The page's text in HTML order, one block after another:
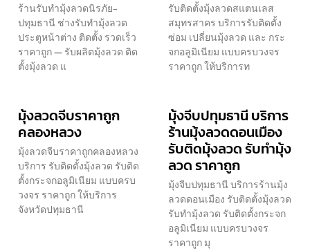
ร้านรับทำมุ้งลวดนิรภัย-
ปทุมธานี ช่างรับทำมุ้งลวด
ประตูหน้าต่าง ติดตั้ง รวดเร็ว
ราคาถูก — รับผลิตมุ้งลวด ติด
ตั้งมุ้งลวด แ
รับติดตั้งมุ้งลวดสแตนเลส
สมุทรสาคร บริการรับติดตั้ง
ซ่อม เปลี่ยนมุ้งลวด และ กระ
จกอลูมิเนียม แบบครบวงจร
ราคาถูก ให้บริการท
มุ้งลวดจีบราคาถูก
คลองหลวง
มุ้งลวดจีบราคาถูกคลองหลวง
บริการ รับติดตั้งมุ้งลวด รับติด
ตั้งกระจกอลูมิเนียม แบบครบ
วงจร ราคาถูก ให้บริการ
จังหวัดปทุมธานี
มุ้งจีบปทุมธานี บริการ
ร้านมุ้งลวดดอนเมือง
รับติดมุ้งลวด รับทำมุ้ง
ลวด ราคาถูก
มุ้งจีบปทุมธานี บริการร้านมุ้ง
ลวดดอนเมือง รับติดตั้งมุ้งลวด
รับทำมุ้งลวด รับติดตั้งกระจก
อลูมิเนียม แบบครบวงจร
ราคาถูก มุ